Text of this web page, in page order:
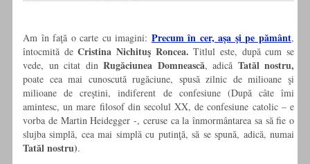
Am în faţă o carte cu imagini: Precum în cer, aşa şi pe pământ,
întocmită deCristina Nichituş Roncea. Titlul este, după cum se
vede, un citat din Rugăciunea Domnească, adică Tatăl nostru,
poate cea mai cunoscută rugăciune, spusă zilnic de milioane şi
milioane de creştini, indiferent de confesiune (După câte îmi
amintesc, un mare filosof din secolul XX, de confesiune catolic – e
vorba de Martin Heidegger -, ceruse ca la înmormântarea sa să fie o
slujba simplă, cea mai simplă cu putinţă, să se spună, adică, numai
Tatăl nostru).